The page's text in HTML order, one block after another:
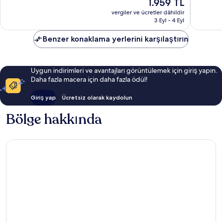
fiyat:
1.959 TL
vergiler ve ücretler dâhildir
3 Eyl - 4 Eyl
Benzer konaklama yerlerini karşılaştırın
Uygun indirimleri ve avantajları görüntülemek için giriş yapın.
Daha fazla macera için daha fazla ödül!
Giriş yap Ücretsiz olarak kaydolun
Bölge hakkında